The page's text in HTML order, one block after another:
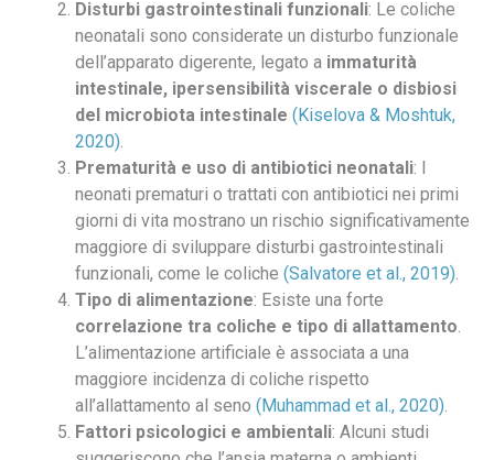
Disturbi gastrointestinali funzionali: Le coliche
neonatali sono considerate un disturbo funzionale
dell’apparato digerente, legato a immaturità
intestinale, ipersensibilità viscerale o disbiosi
del microbiota intestinale (Kiselova & Moshtuk,
2020)
Prematurità e uso di antibiotici neonatali: I
neonati prematuri o trattati con antibiotici nei primi
giorni di vita mostrano un rischio significativamente
maggiore di sviluppare disturbi gastrointestinali
funzionali, come le coliche (Salvatore et al., 2019)
Tipo di alimentazione: Esiste una forte
correlazione tra coliche e tipo di allattamento
L’alimentazione artificiale è associata a una
maggiore incidenza di coliche rispetto
all’allattamento al seno (Muhammad et al., 2020)
Fattori psicologici e ambientali: Alcuni studi